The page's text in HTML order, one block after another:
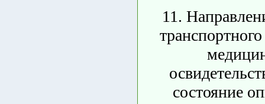
11.
состояние